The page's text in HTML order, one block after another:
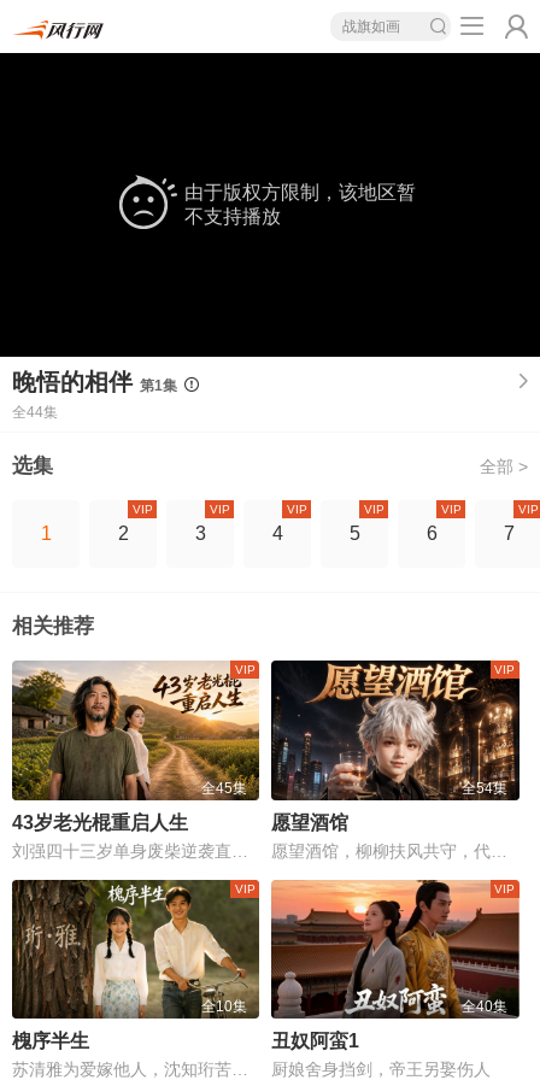
战旗如画
由于版权方限制，该地区暂
不支持播放
晚悟的相伴 第1集
全44集
选集 全部 >
1 2
VIP
3
VIP
4
VIP
5
VIP
6
VIP
7
VIP
相关推荐
全45集
43岁老光棍重启人生
全54集
愿望酒馆
全10集
槐序半生
全40集
丑奴阿蛮1
厨娘舍身挡剑，帝王另娶伤人